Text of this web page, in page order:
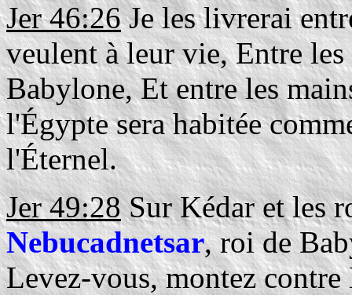
Jer 46:26Je les livrerai
veulent à leur vie, Entre
Babylone, Et entre les
l'Égypte sera habitée
l'Éternel.
Jer 49:28Sur Kédar et les
Nebucadnetsar, roi de
Levez-vous, montez